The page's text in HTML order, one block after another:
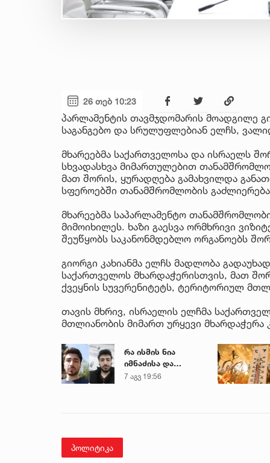
26 თებ 10:23
პარლამენტის თავმჯდომარის მოადგილე
საგანგებო და სრულუფლებიან ელჩს,
მხარეებმა საქართველოსა და ისრაელს
სხვადასხვა მიმართულებით
მათ შორის, ყურადღება გამახვილდა
სფეროებში თანამშრომლობის
მხარეებმა საპარლამენტო
მიმოიხილეს. ხაზი გაესვა ორმხრივი
შეუწყობს საკანონმდებლო ორგანოებს
გიორგი კახიანმა ელჩს მადლობა
საქართველოს მხარდაჭერისთვის, მათ
ქვეყნის სუვერენიტეტს, ტერიტორიულ
თავის მხრივ, ისრაელის ელჩმა
მთლიანობის მიმართ ურყევი
რა ისმის ნია
იმნაძისა და
მამამისის ფარული
7 აგვ 19:56
პოლიტიკა